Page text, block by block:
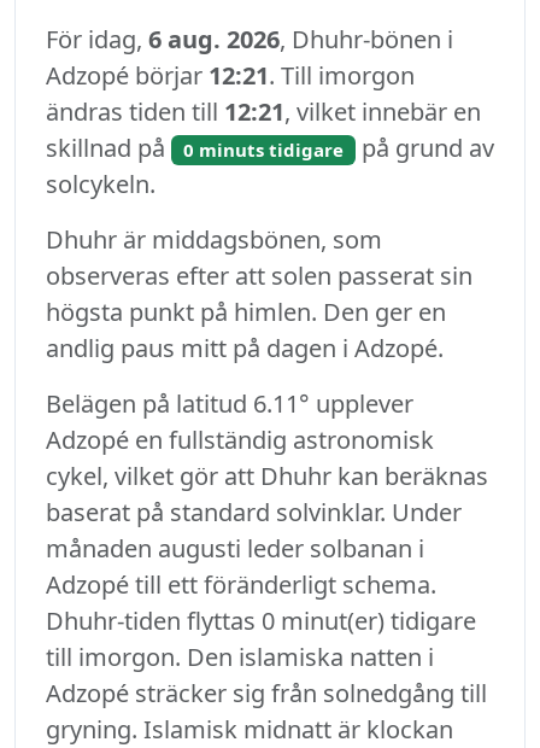
För idag, 6 aug. 2026, Dhuhr-bönen i
Adzopé börjar 12:21. Till imorgon
ändras tiden till 12:21, vilket innebär en
skillnad på
0 minuts tidigare på grund av
solcykeln.
Dhuhr är middagsbönen, som
observeras efter att solen passerat sin
högsta punkt på himlen. Den ger en
andlig paus mitt på dagen i Adzopé.
Belägen på latitud 6.11° upplever
Adzopé en fullständig astronomisk
cykel, vilket gör att Dhuhr kan beräknas
baserat på standard solvinklar. Under
månaden augusti leder solbanan i
Adzopé till ett föränderligt schema.
Dhuhr-tiden flyttas 0 minut(er) tidigare
till imorgon. Den islamiska natten i
Adzopé sträcker sig från solnedgång till
gryning. Islamisk midnatt är klockan